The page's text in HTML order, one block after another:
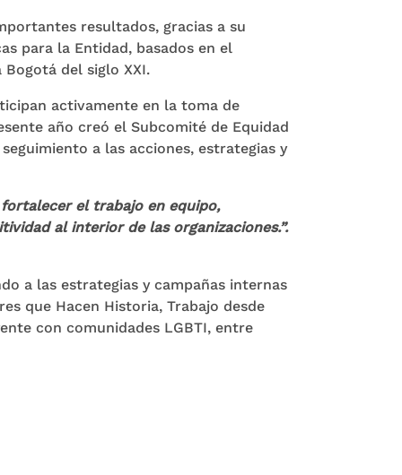
resultados, gracias a su
para la Entidad, basados en el
del siglo XXI.
activamente en la toma de
año creó el Subcomité de Equidad
a las acciones, estrategias y
el trabajo en equipo,
al interior de las organizaciones.”.
a las estrategias y campañas internas
que Hacen Historia, Trabajo desde
con comunidades LGBTI, entre